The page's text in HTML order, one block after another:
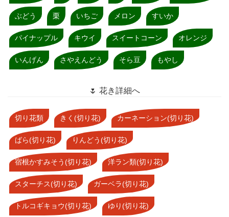
ぶどう 栗 いちご メロン すいか
パイナップル キウイ スイートコーン オレンジ
いんげん さやえんどう そら豆 もやし
🌷 花き詳細へ
切り花類 きく(切り花) カーネーション(切り花)
ばら(切り花) りんどう(切り花)
宿根かすみそう(切り花) 洋ラン類(切り花)
スターチス(切り花) ガーベラ(切り花)
トルコギキョウ(切り花) ゆり(切り花)